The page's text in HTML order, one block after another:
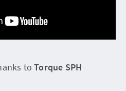
toTorque SPH